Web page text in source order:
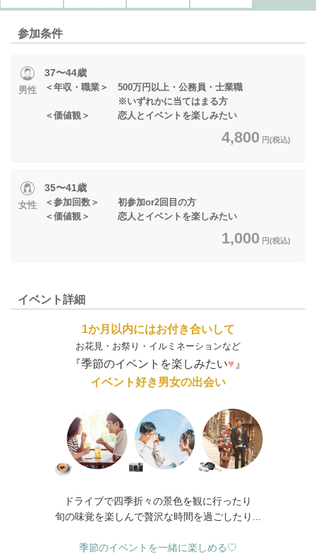
参加条件
男性
37〜44歳
＜年収・職業＞ 500万円以上・公務員・士業職
※いずれかに当てはまる方
＜価値観＞ 恋人とイベントを楽しみたい
4,800 円(税込)
女性
35〜41歳
＜参加回数＞ 初参加or2回目の方
＜価値観＞ 恋人とイベントを楽しみたい
1,000 円(税込)
イベント詳細
1か月以内にはお付き合いして
お花見・お祭り・イルミネーションなど
『季節のイベントを楽しみたい♥ 』
イベント好き男女の出会い
ドライブで四季折々の景色を観に行ったり
旬の味覚を楽しんで贅沢な時間を過ごしたり...
季節のイベントを一緒に楽しめる♡